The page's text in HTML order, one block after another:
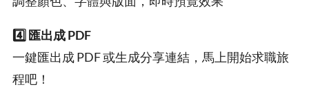
4️⃣ 匯出成 PDF
一鍵匯出成 PDF 或生成分享連結，馬上開始求職旅
程吧！